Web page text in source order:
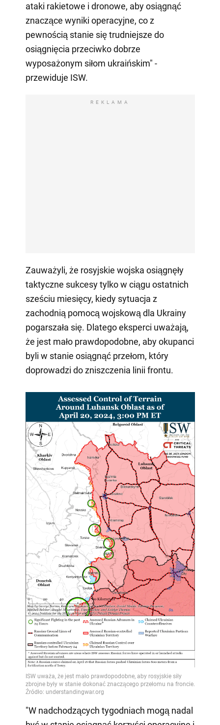
ataki rakietowe i dronowe, aby osiągnąć
znaczące wyniki operacyjne, co z
pewnością stanie się trudniejsze do
osiągnięcia przeciwko dobrze
wyposażonym siłom ukraińskim" -
przewiduje ISW.
REKLAMA
Zauważyli, że rosyjskie wojska osiągnęły
taktyczne sukcesy tylko w ciągu ostatnich
sześciu miesięcy, kiedy sytuacja z
zachodnią pomocą wojskową dla Ukrainy
pogarszała się. Dlatego eksperci uważają,
że jest mało prawdopodobne, aby okupanci
byli w stanie osiągnąć przełom, który
doprowadzi do zniszczenia linii frontu.
"W nadchodzących tygodniach mogą nadal